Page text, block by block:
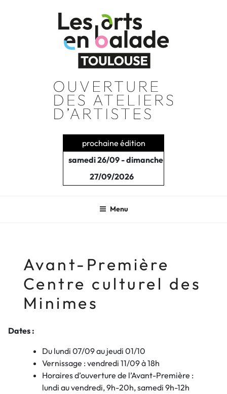
prochaine édition
samedi 26/09 - dimanche
27/09/2026
Menu
Avant-Première
Centre culturel des
Minimes
Dates :
Du lundi 07/09 au jeudi 01/10
Vernissage : vendredi 11/09 à 18h
Horaires d’ouverture de l’Avant-Première :
lundi au vendredi, 9h-20h, samedi 9h-12h